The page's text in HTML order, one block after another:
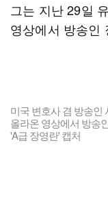
그는 지난 29일
영상에서 방송인
미국 변호사 겸 방송인
올라온 영상에서 방송
'A급 장영란' 캡처